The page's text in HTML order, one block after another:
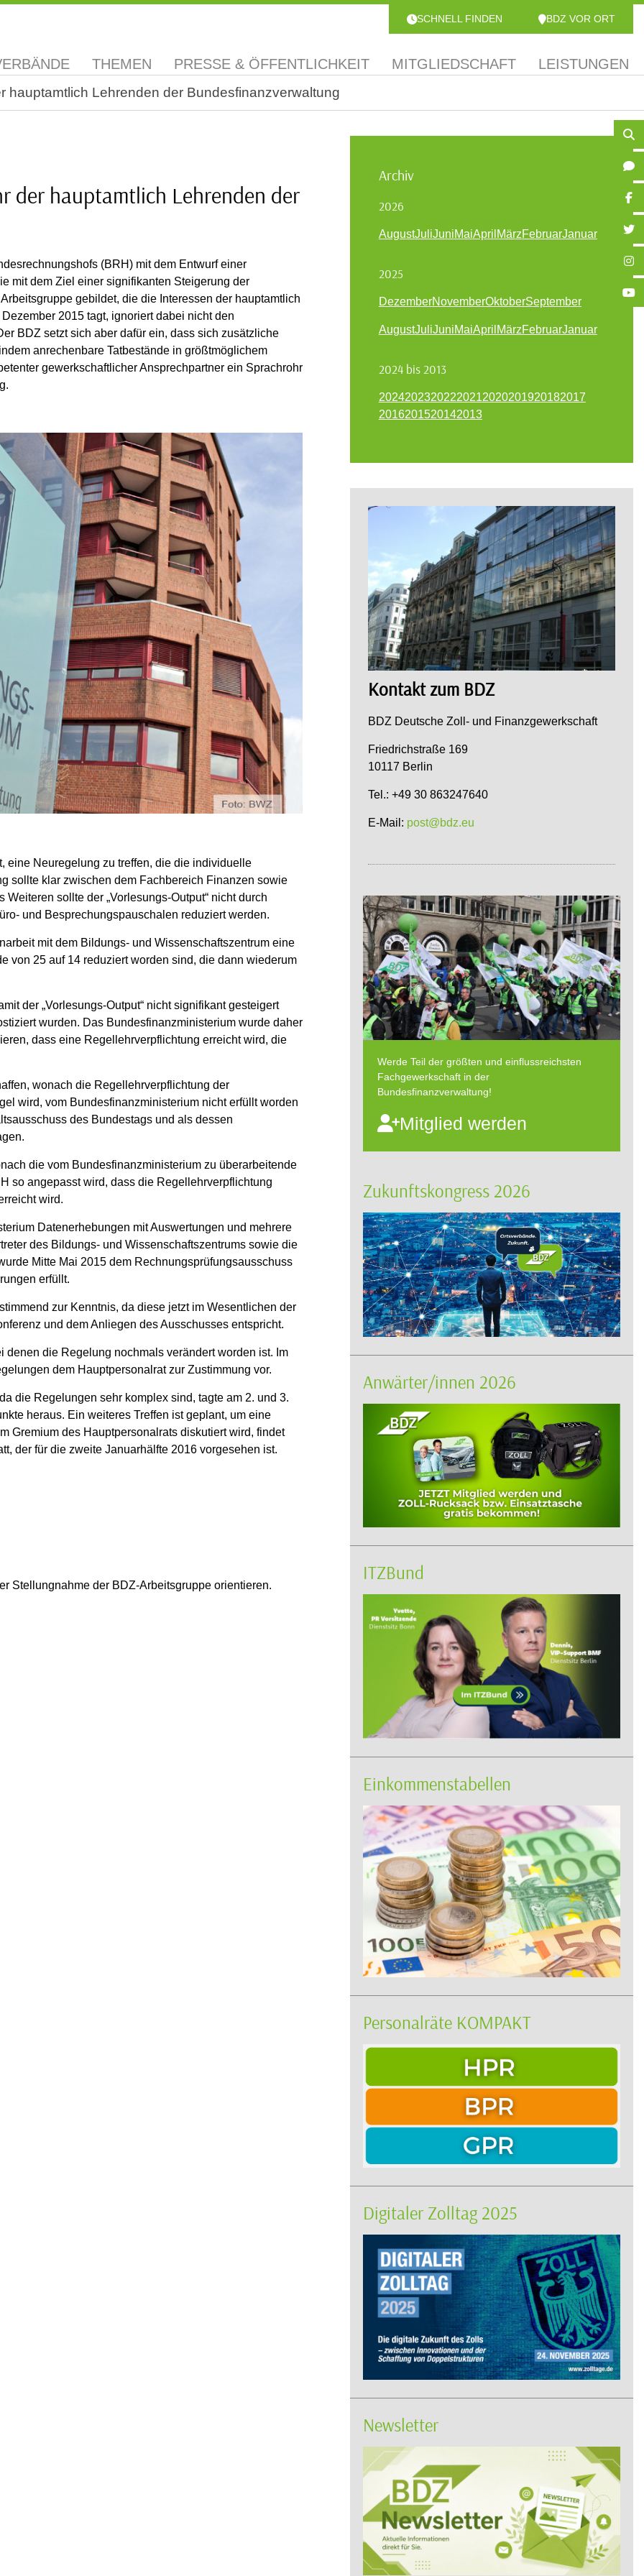
SCHNELL FINDEN BDZ VOR ORT
THEMEN PRESSE & ÖFFENTLICHKEIT MITGLIEDSCHAFT LEISTUNGEN
hauptamtlich Lehrenden der Bundesfinanzverwaltung
der hauptamtlich Lehrenden der
(BRH) mit dem Entwurf einer
mit dem Ziel einer signifikanten Steigerung der
gebildet, die die Interessen der hauptamtlich
2015 tagt, ignoriert dabei nicht den
BDZ setzt sich aber dafür ein, dass sich zusätzliche
anrechenbare Tatbestände in größtmöglichem
gewerkschaftlicher Ansprechpartner ein Sprachrohr
eine Neuregelung zu treffen, die die individuelle
sollte klar zwischen dem Fachbereich Finanzen sowie
sollte der „Vorlesungs-Output“ nicht durch
und Besprechungspauschalen reduziert werden.
mit dem Bildungs- und Wissenschaftszentrum eine
von 25 auf 14 reduziert worden sind, die dann wiederum
der „Vorlesungs-Output“ nicht signifikant gesteigert
wurden. Das Bundesfinanzministerium wurde daher
dass eine Regellehrverpflichtung erreicht wird, die
wonach die Regellehrverpflichtung der
wird, vom Bundesfinanzministerium nicht erfüllt worden
des Bundestags und als dessen
die vom Bundesfinanzministerium zu überarbeitende
so angepasst wird, dass die Regellehrverpflichtung
wird.
Datenerhebungen mit Auswertungen und mehrere
des Bildungs- und Wissenschaftszentrums sowie die
Mitte Mai 2015 dem Rechnungsprüfungsausschuss
erfüllt.
zur Kenntnis, da diese jetzt im Wesentlichen der
und dem Anliegen des Ausschusses entspricht.
denen die Regelung nochmals verändert worden ist. Im
dem Hauptpersonalrat zur Zustimmung vor.
die Regelungen sehr komplex sind, tagte am 2. und 3.
heraus. Ein weiteres Treffen ist geplant, um eine
Gremium des Hauptpersonalrats diskutiert wird, findet
der für die zweite Januarhälfte 2016 vorgesehen ist.
Stellungnahme der BDZ-Arbeitsgruppe orientieren.
Archiv
2026
AugustJuliJuniMaiApril MärzFebruarJanuar
2025
DezemberNovemberOktoberSeptember
AugustJuliJuniMaiApril MärzFebruarJanuar
2024 bis 2013
20242023202220212020201920182017
2016201520142013
Kontakt zum BDZ
BDZ Deutsche Zoll- und Finanzgewerkschaft
Friedrichstraße 169
10117 Berlin
Tel.: +49 30 863247640
E-Mail: post@bdz.eu
Werde Teil der größten und einflussreichsten
Fachgewerkschaft in der
Bundesfinanzverwaltung!
Mitglied werden
Zukunftskongress 2026
Anwärter/innen 2026
ITZBund
Einkommenstabellen
Personalräte KOMPAKT
Digitaler Zolltag 2025
Newsletter